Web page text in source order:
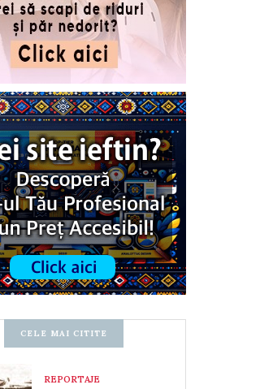
CELE MAI CITITE
REPORTAJE